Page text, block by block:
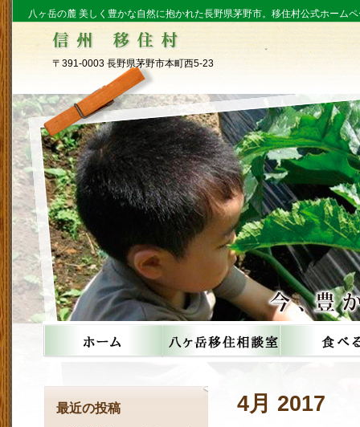
八ヶ岳の麓 美しく豊かな自然に抱かれた長野県茅野市。移住村公式ホーム
〒391-0003 長野県茅野市本町西5-23
4月 2017
最近の投稿